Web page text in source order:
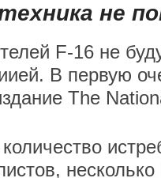
не
F-16 не
В первую
The